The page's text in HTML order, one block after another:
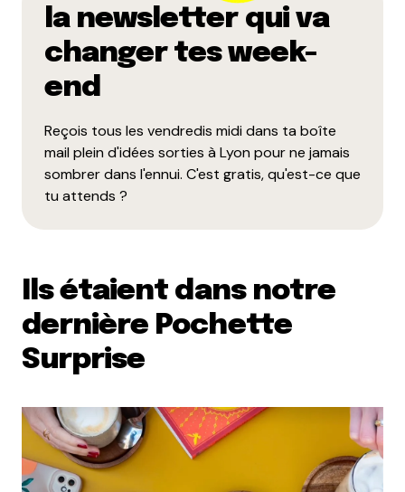
Répondre
Pour certains, la ligne B c’est limite un train de
banlieue (regarde bien, ça passe même pas par la
Presqu’ile…), alors le TER…
Anthony
12 juin 2012 à 23 h 39 min
Répondre
Le 22 au Transbo y a les Dropkick Murphys, de
l’excellent punk mâtiné d’instruments celtes.
Pogos et pintes de bière en perspective !
Répondre
Votre adresse e-mail ne sera pas publiée.
champs obligatoires sont indiqués avec
la newsletter qui va
changer tes week-
end
Reçois tous les vendredis midi dans ta boîte
mail plein d'idées sorties à Lyon pour ne jamais
sombrer dans l'ennui. C'est gratis, qu'est-ce que
tu attends ?
Ils étaient dans notre
dernière Pochette
Surprise